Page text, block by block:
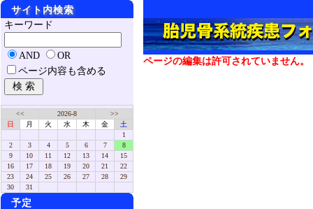
ページの編集は許可されていません。
サイト内検索
キーワード
AND
OR
ページ内容も含める
<< 2026-8
>>
日
月 火 水 木 金
土
1
2
3 4 5 6 7
8
9
10 11 12 13 14
15
16
17 18 19 20 21
22
23
24 25 26 27 28
29
30
31
予定